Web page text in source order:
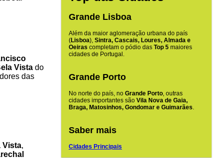
Vista do
das
Vista,
Grande Lisboa
Além da maior aglomeração urbana do país
(Lisboa), Sintra, Cascais, Loures, Almada e
Oeiras completam o pódio das Top 5 maiores
cidades de Portugal.
Grande Porto
No norte do país, no Grande Porto, outras
cidades importantes são Vila Nova de Gaia,
Braga, Matosinhos, Gondomar e Guimarães.
Saber mais
Cidades Principais